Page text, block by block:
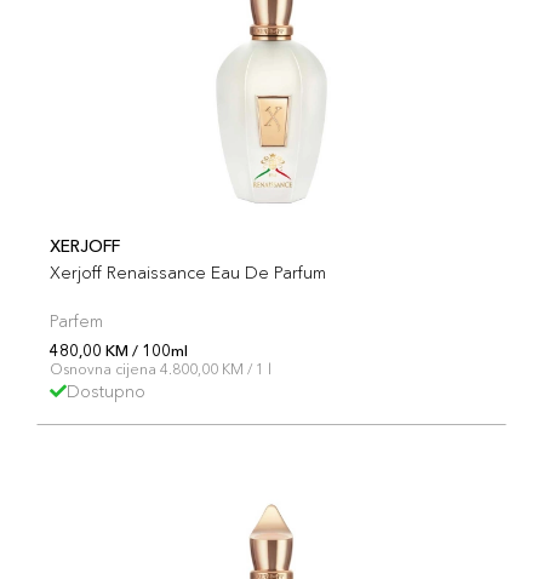
XERJOFF
Xerjoff Renaissance Eau De Parfum
Parfem
480,00 KM / 100ml
Osnovna cijena 4.800,00 KM / 1 l
Dostupno